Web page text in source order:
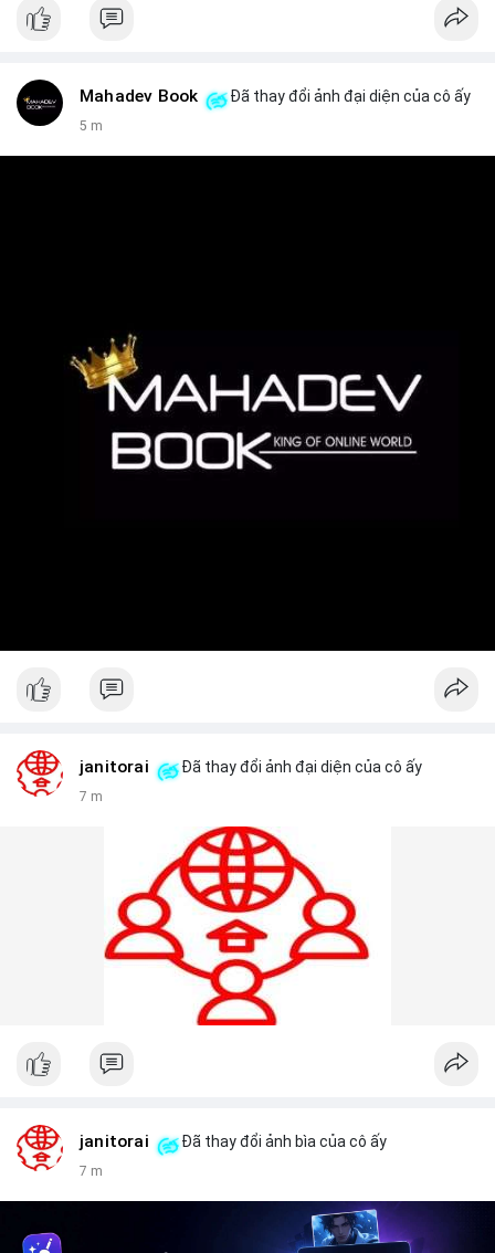
Mahadev Book Đã thay đổi ảnh đại diện của cô ấy
5 m
janitorai Đã thay đổi ảnh đại diện của cô ấy
7 m
janitorai Đã thay đổi ảnh bìa của cô ấy
7 m